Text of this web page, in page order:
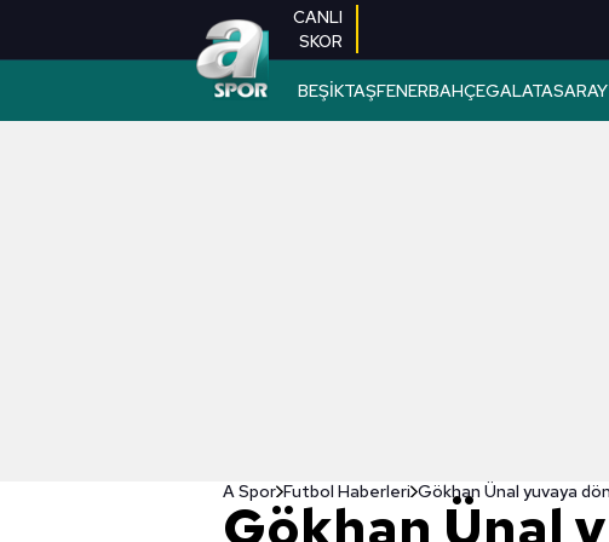
CANLI
SKOR
BEŞİKTAŞFENERBAHÇEGALATASARAY
A Spor Futbol Haberleri Gökhan Ünal yuvaya
Gökhan Ünal